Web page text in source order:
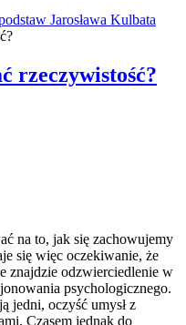
Jarosława Kulbata
rzeczywistość?
na to, jak się zachowujemy
się więc oczekiwanie, że
znajdzie odzwierciedlenie w
psychologicznego.
jedni, oczyść umysł z
Czasem jednak do